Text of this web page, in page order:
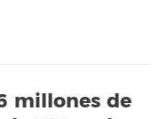
millones de